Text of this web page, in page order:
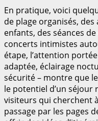
En pratique, voici
de plage organisés,
enfants, des séances
concerts intimistes
étape, l’attention
adaptée, éclairage
sécurité – montre que
le potentiel d’un séjour
visiteurs qui cherchent
passage par les pages